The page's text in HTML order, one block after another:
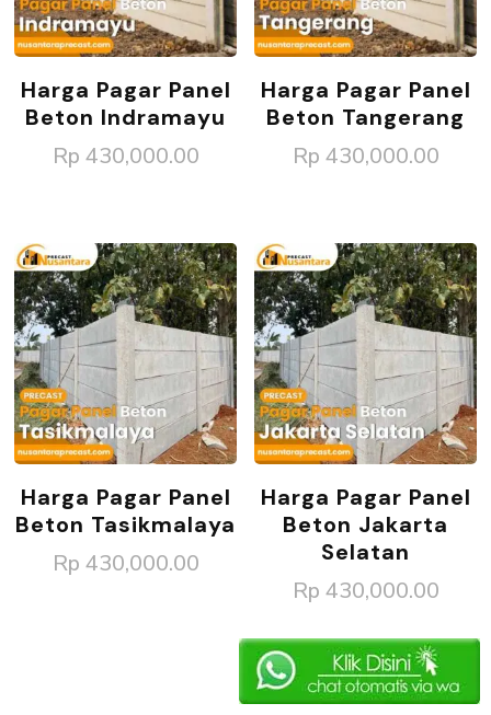
Harga Pagar Panel
Beton Indramayu
Rp 430,000.00
Harga Pagar Panel
Beton Tangerang
Rp 430,000.00
Harga Pagar Panel
Beton Tasikmalaya
Rp 430,000.00
Harga Pagar Panel
Beton Jakarta
Selatan
Rp 430,000.00